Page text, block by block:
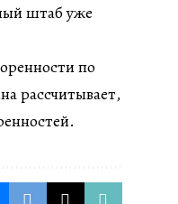
штаб уже
по
рассчитывает,